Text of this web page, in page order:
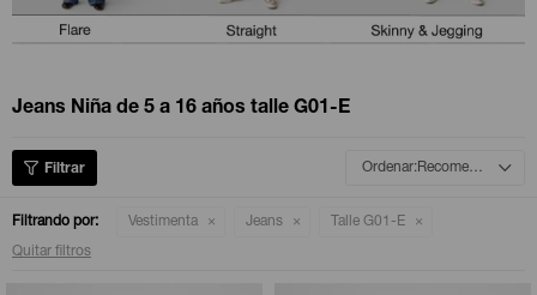
Jeans Niña de 5 a 16 años talle G01-E
Recomendados
Filtrando por: Vestimenta Jeans Talle G01-E
Quitar filtros
Camperas
Musculosas
Shorts
Vestidos y polleras
Camperas
Chalecos
Shorts
Ropa interior
Camperas
Chalecos
Ropa interior
Pijamas
Camperas
Pijamas
Sets
Sets